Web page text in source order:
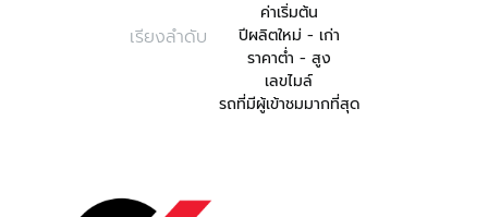
เรียงลำดับ
ค่าเริ่มต้น
ปีผลิตใหม่ - เก่า
ราคาต่ำ - สูง
เลขไมล์
รถที่มีผู้เข้าชมมากที่สุด